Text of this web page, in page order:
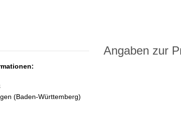
Angaben zur
(Baden-Württemberg)